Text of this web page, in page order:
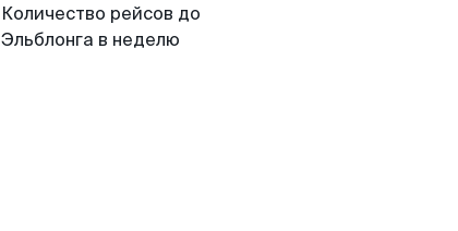
Количество рейсов до
Эльблонга в неделю